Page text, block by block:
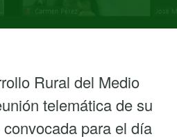
Rural del Medio
telemática de su
para el día